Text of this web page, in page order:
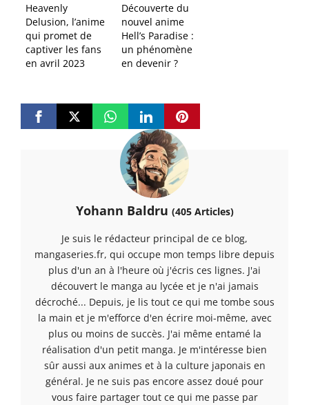
Heavenly
Delusion, l’anime
qui promet de
captiver les fans
en avril 2023
Découverte du
nouvel anime
Hell’s Paradise :
un phénomène
en devenir ?
Yohann Baldru (405 Articles)
Je suis le rédacteur principal de ce blog,
mangaseries.fr, qui occupe mon temps libre depuis
plus d'un an à l'heure où j'écris ces lignes. J'ai
découvert le manga au lycée et je n'ai jamais
décroché... Depuis, je lis tout ce qui me tombe sous
la main et je m'efforce d'en écrire moi-même, avec
plus ou moins de succès. J'ai même entamé la
réalisation d'un petit manga. Je m'intéresse bien
sûr aussi aux animes et à la culture japonais en
général. Je ne suis pas encore assez doué pour
vous faire partager tout ce qui me passe par